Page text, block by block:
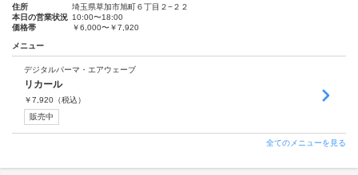
住所
埼玉県草加市旭町６丁目２−２２
本日の営業状況 10:00〜18:00
価格帯
￥6,000〜￥7,920
メニュー
デジタルパーマ・エアウェーブ
リカール
￥7,920 （税込）
販売中
全てのメニューを見る